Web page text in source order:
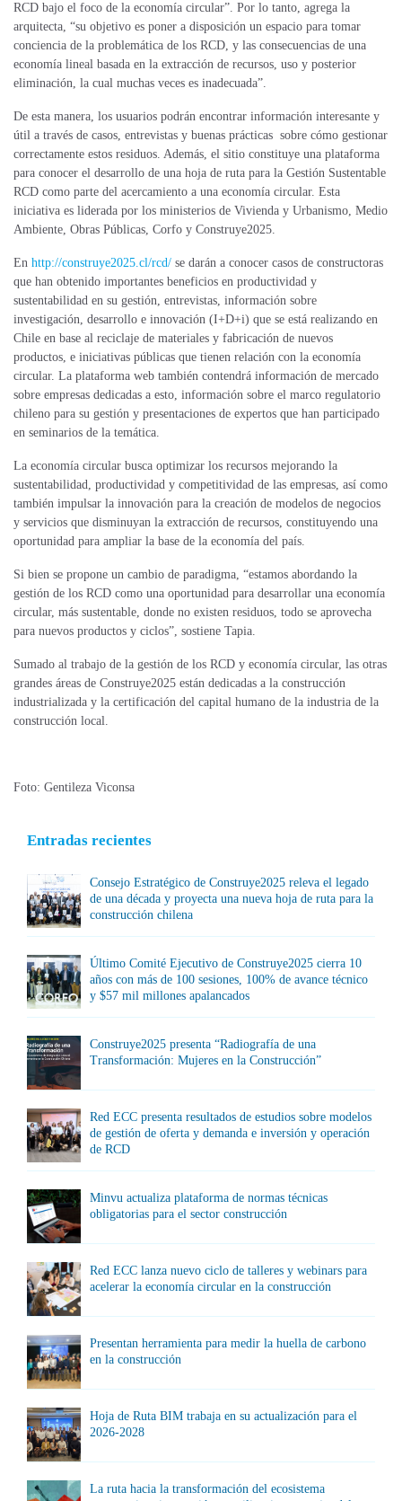
RCD bajo el foco de la economía circular”. Por lo tanto, agrega la
arquitecta, “su objetivo es poner a disposición un espacio para tomar
conciencia de la problemática de los RCD, y las consecuencias de una
economía lineal basada en la extracción de recursos, uso y posterior
eliminación, la cual muchas veces es inadecuada”.
De esta manera, los usuarios podrán encontrar información interesante y
útil a través de casos, entrevistas y buenas prácticas sobre cómo gestionar
correctamente estos residuos. Además, el sitio constituye una plataforma
para conocer el desarrollo de una hoja de ruta para la Gestión Sustentable
RCD como parte del acercamiento a una economía circular. Esta
iniciativa es liderada por los ministerios de Vivienda y Urbanismo, Medio
Ambiente, Obras Públicas, Corfo y Construye2025.
En http://construye2025.cl/rcd/ se darán a conocer casos de constructoras
que han obtenido importantes beneficios en productividad y
sustentabilidad en su gestión, entrevistas, información sobre
investigación, desarrollo e innovación (I+D+i) que se está realizando en
Chile en base al reciclaje de materiales y fabricación de nuevos
productos, e iniciativas públicas que tienen relación con la economía
circular. La plataforma web también contendrá información de mercado
sobre empresas dedicadas a esto, información sobre el marco regulatorio
chileno para su gestión y presentaciones de expertos que han participado
en seminarios de la temática.
La economía circular busca optimizar los recursos mejorando la
sustentabilidad, productividad y competitividad de las empresas, así como
también impulsar la innovación para la creación de modelos de negocios
y servicios que disminuyan la extracción de recursos, constituyendo una
oportunidad para ampliar la base de la economía del país.
Si bien se propone un cambio de paradigma, “estamos abordando la
gestión de los RCD como una oportunidad para desarrollar una economía
circular, más sustentable, donde no existen residuos, todo se aprovecha
para nuevos productos y ciclos”, sostiene Tapia.
Sumado al trabajo de la gestión de los RCD y economía circular, las otras
grandes áreas de Construye2025 están dedicadas a la construcción
industrializada y la certificación del capital humano de la industria de la
construcción local.
Foto: Gentileza Viconsa
Entradas recientes
Consejo Estratégico de Construye2025 releva el legado
de una década y proyecta una nueva hoja de ruta para la
construcción chilena
Último Comité Ejecutivo de Construye2025 cierra 10
años con más de 100 sesiones, 100% de avance técnico
y $57 mil millones apalancados
Construye2025 presenta “Radiografía de una
Transformación: Mujeres en la Construcción”
Red ECC presenta resultados de estudios sobre modelos
de gestión de oferta y demanda e inversión y operación
de RCD
Minvu actualiza plataforma de normas técnicas
obligatorias para el sector construcción
Red ECC lanza nuevo ciclo de talleres y webinars para
acelerar la economía circular en la construcción
Presentan herramienta para medir la huella de carbono
en la construcción
Hoja de Ruta BIM trabaja en su actualización para el
2026-2028
La ruta hacia la transformación del ecosistema